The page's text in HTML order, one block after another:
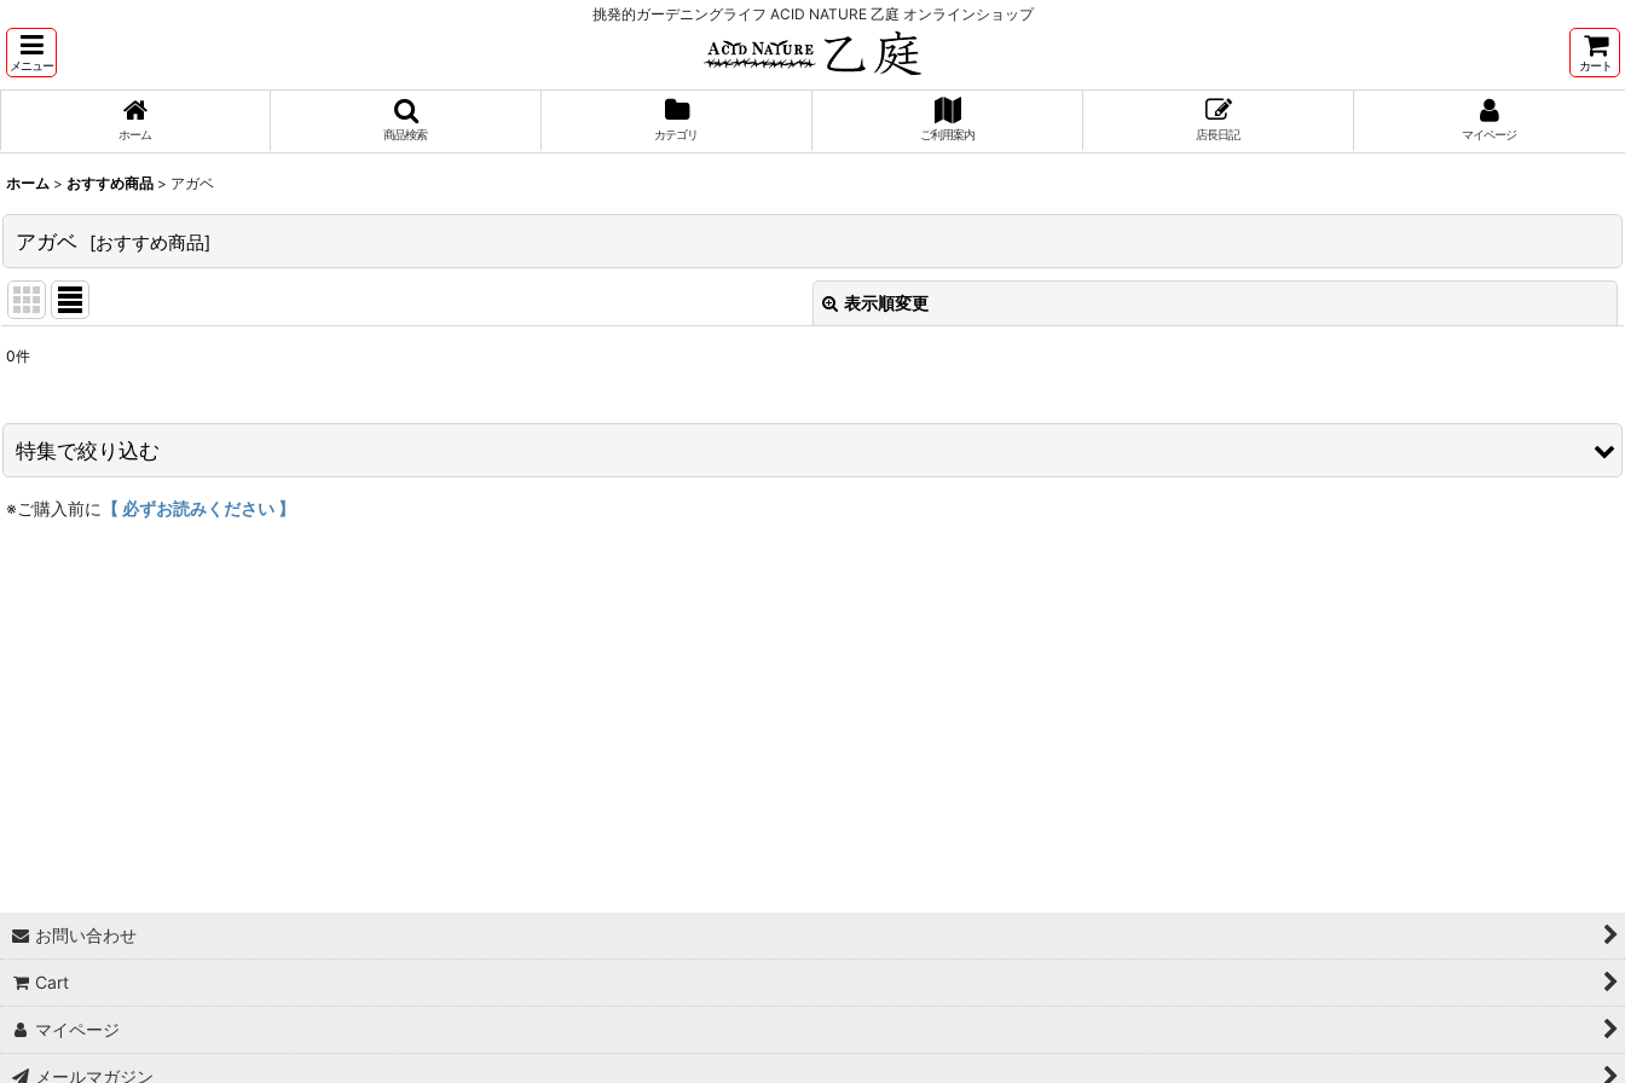
挑発的ガーデニングライフ ACID NATURE 乙庭 オンラインショップ
メニュー カート
ホーム 商品検索 カテゴリ ご利用案内 店長日記 マイページ
ホーム > おすすめ商品 > アガベ
アガベ [おすすめ商品]
表示順変更
並び順 :
0件
特集で絞り込む
ドライ
アスチルベ
ペルシカリア
※ご購入前に 【 必ずお読みください 】
お問い合わせ
Cart
マイページ
メールマガジン